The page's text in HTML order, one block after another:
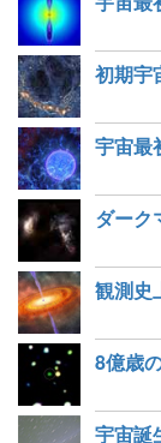
初期宇
ダーク
観測史